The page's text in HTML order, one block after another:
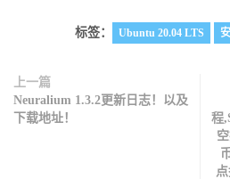
标签： Ubuntu 20.04 LTS
上一篇
Neuralium 1.3.2更新日志！以及
下载地址！
程